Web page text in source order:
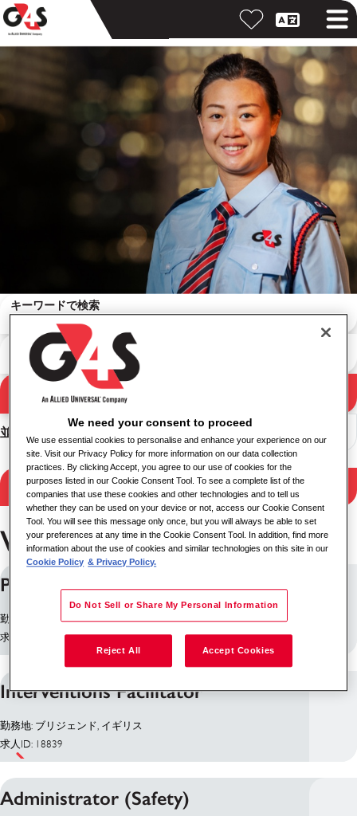
検索結果
キーワードで検索
勤務地で検索
並べ替え
検索結果を絞り込む
Wales のお仕事
Prison Custody Officer
勤務地: ブリジェンド, イギリス
求人ID: 9701
Interventions Facilitator
勤務地: ブリジェンド, イギリス
求人ID: 18839
Administrator (Safety)
We need your consent to proceed
We use essential cookies to personalise and enhance your experience on our
site. Visit our Privacy Policy for more information on our data collection
practices. By clicking Accept, you agree to our use of cookies for the
purposes listed in our Cookie Consent Tool. To see a complete list of the
companies that use these cookies and other technologies and to tell us
whether they can be used on your device or not, access our Cookie Consent
Tool. You will see this message only once, but you will always be able to set
your preferences at any time in the Cookie Consent Tool. In addition, find more
information about the use of cookies and similar technologies on this site in our
Cookie Policy & Privacy Policy.
Do Not Sell or Share My Personal Information
Reject All Accept Cookies